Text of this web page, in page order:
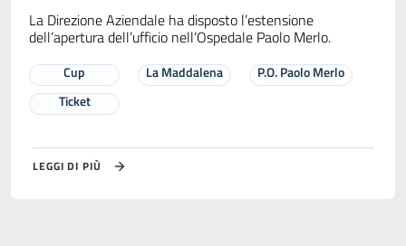
La Direzione Aziendale ha disposto l’estensione
dell’apertura dell’ufficio nell’Ospedale Paolo Merlo.
Cup La Maddalena
P.O. Paolo Merlo
Ticket
LEGGI DI PIÙ